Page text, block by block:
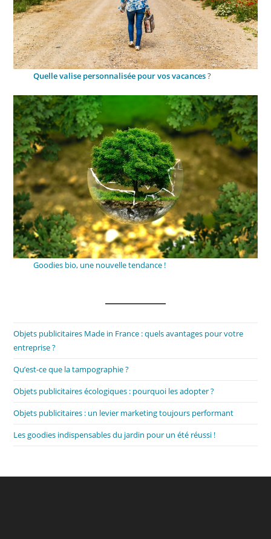
Quelle valise personnalisée pour vos vacances?
Goodies bio, une nouvelle tendance !
Objets publicitaires Made in France : quels avantages pour votre
entreprise ?
Qu’est-ce que la tampographie ?
Objets publicitaires écologiques : pourquoi les adopter ?
Objets publicitaires : un levier marketing toujours performant
Les goodies indispensables du jardin pour un été réussi !